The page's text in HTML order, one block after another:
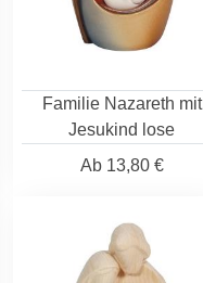
Familie Nazareth mit
Jesukind lose
Ab13,80 €